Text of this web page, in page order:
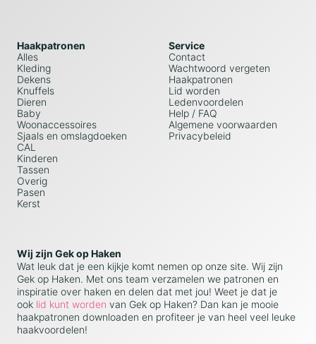
Haakpatronen
Alles
Kleding
Dekens
Knuffels
Dieren
Baby
Woonaccessoires
Sjaals en omslagdoeken
CAL
Kinderen
Tassen
Overig
Pasen
Kerst
Service
Contact
Wachtwoord vergeten
Haakpatronen
Lid worden
Ledenvoordelen
Help / FAQ
Algemene voorwaarden
Privacybeleid
Wij zijn Gek op Haken
Wat leuk dat je een kijkje komt nemen op onze site. Wij zijn
Gek op Haken. Met ons team verzamelen we patronen en
inspiratie over haken en delen dat met jou! Weet je dat je
ook lid kunt worden van Gek op Haken? Dan kan je mooie
haakpatronen downloaden en profiteer je van heel veel leuke
haakvoordelen!